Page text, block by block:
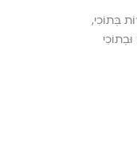
בְּתוֹכִי,